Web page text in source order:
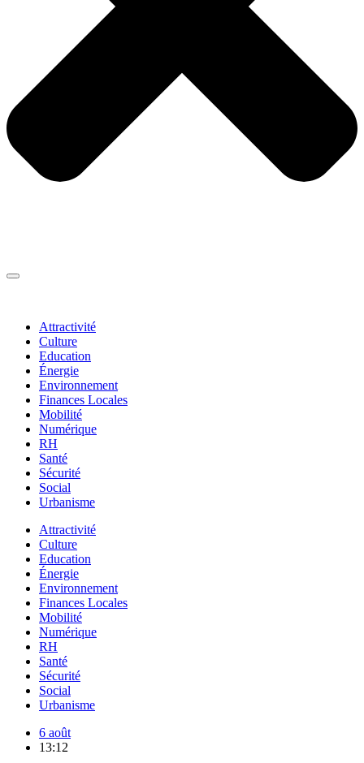
Attractivité
Culture
Education
Énergie
Environnement
Finances Locales
Mobilité
Numérique
RH
Santé
Sécurité
Social
Urbanisme
Attractivité
Culture
Education
Énergie
Environnement
Finances Locales
Mobilité
Numérique
RH
Santé
Sécurité
Social
Urbanisme
6 août
13:12